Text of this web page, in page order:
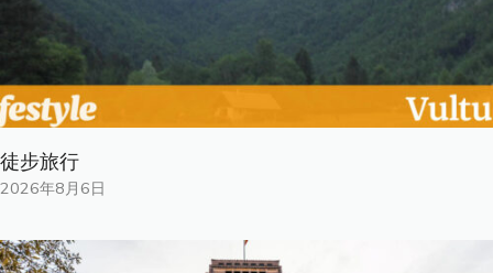
徒步旅行
2026年8月6日